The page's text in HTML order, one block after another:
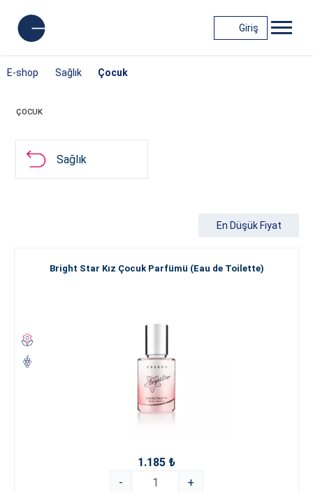
Giriş
E-shop Sağlık Çocuk
ÇOCUK
Sağlık
En Düşük Fiyat
Bright Star Kız Çocuk Parfümü (Eau de Toilette)
1.185 ₺
-
+